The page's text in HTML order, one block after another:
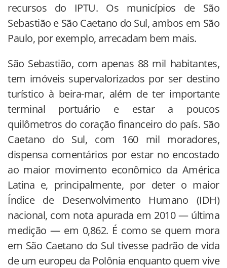
recursos do IPTU. Os municípios de São
Sebastião e São Caetano do Sul, ambos em São
Paulo, por exemplo, arrecadam bem mais.
São Sebastião, com apenas 88 mil habitantes,
tem imóveis supervalorizados por ser destino
turístico à beira-mar, além de ter importante
terminal portuário e estar a poucos
quilômetros do coração financeiro do país. São
Caetano do Sul, com 160 mil moradores,
dispensa comentários por estar no encostado
ao maior movimento econômico da América
Latina e, principalmente, por deter o maior
Índice de Desenvolvimento Humano (IDH)
nacional, com nota apurada em 2010 — última
medição — em 0,862. É como se quem mora
em São Caetano do Sul tivesse padrão de vida
de um europeu da Polônia enquanto quem vive